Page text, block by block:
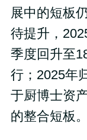
展中的短板
待提升，
季度回升至
行；2025年
于厨博士资
的整合短板。